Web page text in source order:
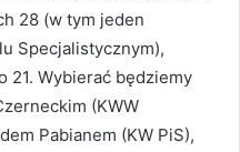
28 (w tym jeden
Specjalistycznym),
21. Wybierać będziemy
(KWW
Pabianem (KW PiS),